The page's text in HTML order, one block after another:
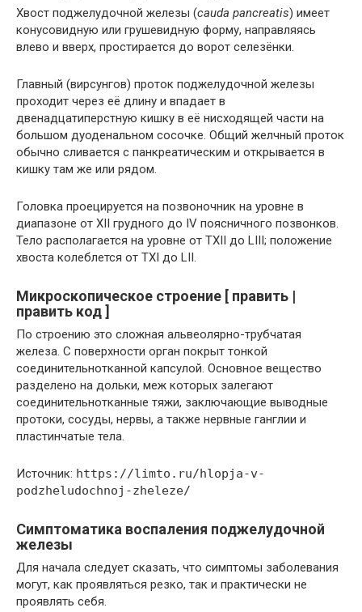
Хвост поджелудочной железы (cauda pancreatis) имеет
конусовидную или грушевидную форму, направляясь
влево и вверх, простирается до ворот селезёнки.
Главный (вирсунгов) проток поджелудочной железы
проходит через её длину и впадает в
двенадцатиперстную кишку в её нисходящей части на
большом дуоденальном сосочке. Общий желчный проток
обычно сливается с панкреатическим и открывается в
кишку там же или рядом.
Головка проецируется на позвоночник на уровне в
диапазоне от XII грудного до IV поясничного позвонков.
Тело располагается на уровне от TXII до LIII; положение
хвоста колеблется от TXI до LII.
Микроскопическое строение [ править |
править код ]
По строению это сложная альвеолярно-трубчатая
железа. С поверхности орган покрыт тонкой
соединительнотканной капсулой. Основное вещество
разделено на дольки, меж которых залегают
соединительнотканные тяжи, заключающие выводные
протоки, сосуды, нервы, а также нервные ганглии и
пластинчатые тела.
Источник: https://limto.ru/hlopja-v-
podzheludochnoj-zheleze/
Симптоматика воспаления поджелудочной
железы
Для начала следует сказать, что симптомы заболевания
могут, как проявляться резко, так и практически не
проявлять себя.